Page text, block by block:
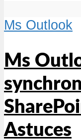
Ms Outlook
Ms
Astuces